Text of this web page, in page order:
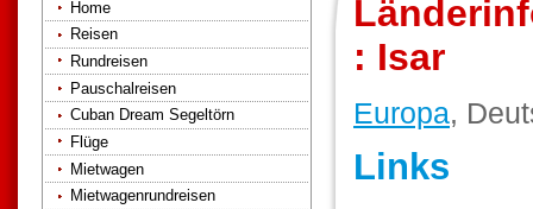
Home
Reisen
Rundreisen
Pauschalreisen
Cuban Dream Segeltörn
Flüge
Mietwagen
Mietwagenrundreisen
: Isar
Europa,
Links